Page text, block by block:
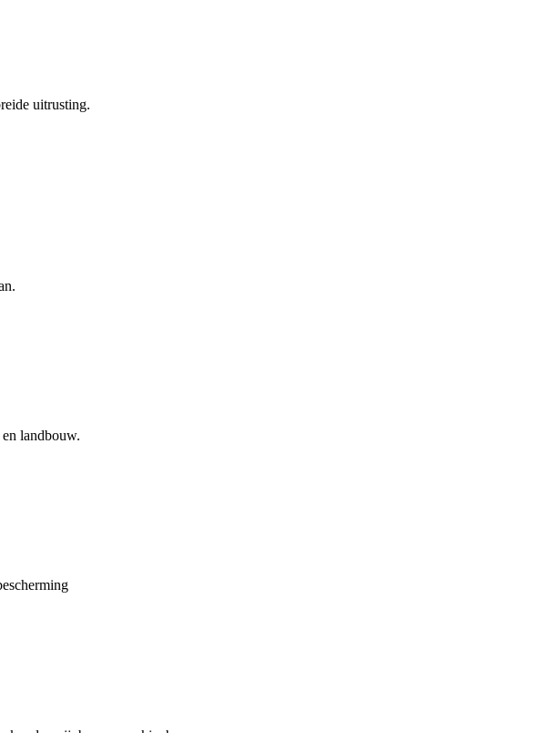
uitrusting.
landbouw.